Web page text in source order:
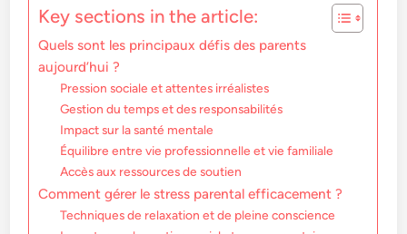
Key sections in the article:
Quels sont les principaux défis des parents
aujourd’hui ?
Pression sociale et attentes irréalistes
Gestion du temps et des responsabilités
Impact sur la santé mentale
Équilibre entre vie professionnelle et vie familiale
Accès aux ressources de soutien
Comment gérer le stress parental efficacement ?
Techniques de relaxation et de pleine conscience